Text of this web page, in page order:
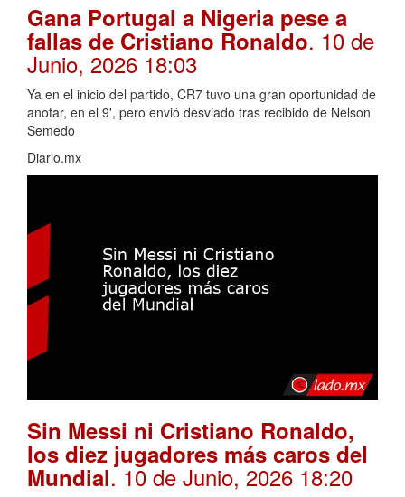
Gana Portugal a Nigeria pese a
fallas de Cristiano Ronaldo. 10 de
Junio, 2026 18:03
Ya en el inicio del partido, CR7 tuvo una gran oportunidad de
anotar, en el 9', pero envió desviado tras recibido de Nelson
Semedo
Diario.mx
Sin Messi ni Cristiano Ronaldo,
los diez jugadores más caros del
Mundial. 10 de Junio, 2026 18:20